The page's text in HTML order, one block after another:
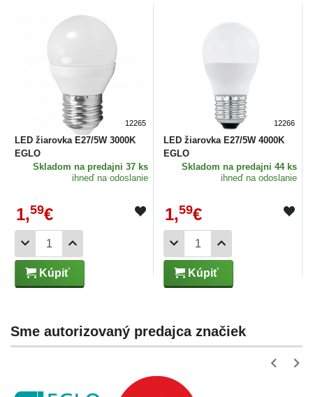
12265
LED žiarovka E27/5W 3000K
EGLO
Skladom na predajni 37 ks
ihneď na odoslanie
1,59€
Kúpiť
12266
LED žiarovka E27/5W 4000K
EGLO
Skladom na predajni 44 ks
ihneď na odoslanie
1,59€
Kúpiť
Sme autorizovaný predajca značiek